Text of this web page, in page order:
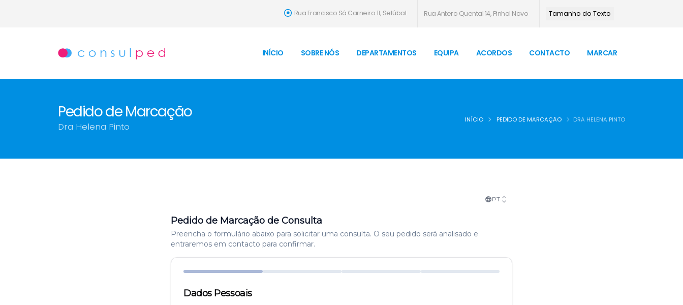
Rua Francisco Sá Carneiro 11, Setúbal Rua Antero Quental 14, Pinhal Novo Tamanho do Texto
INÍCIO SOBRE NÓS DEPARTAMENTOS EQUIPA ACORDOS CONTACTO MARCAR
Pedido de Marcação
Dra Helena Pinto
INÍCIO PEDIDO DE MARCAÇÃO DRA HELENA PINTO